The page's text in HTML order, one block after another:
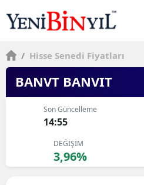
/ Hisse Senedi Fiyatları
BANVT BANVIT
Son Güncelleme
14:55
DEĞİŞİM
3,96%